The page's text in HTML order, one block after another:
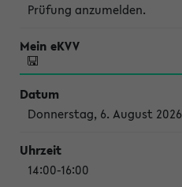
Prüfung anzumelden.
Donnerstag, 6. August 2026
14:00-16:00